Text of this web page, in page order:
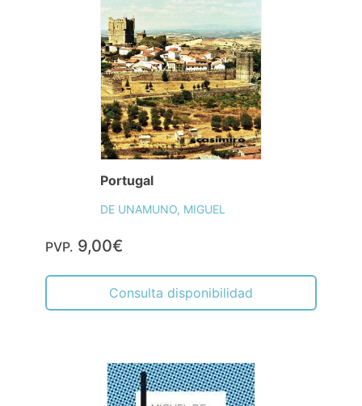
Portugal
DE UNAMUNO, MIGUEL
PVP. 9,00€
Consulta disponibilidad